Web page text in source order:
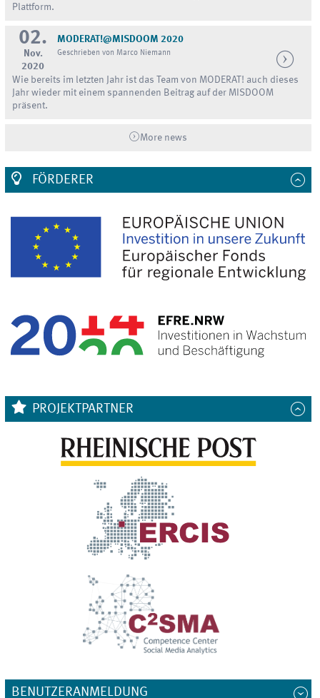
Plattform.
02.
Nov.
2020
MODERAT!@MISDOOM 2020
Geschrieben von Marco Niemann
Wie bereits im letzten Jahr ist das Team von MODERAT! auch dieses
Jahr wieder mit einem spannenden Beitrag auf der MISDOOM
präsent.
More news
FÖRDERER
PROJEKTPARTNER
BENUTZERANMELDUNG